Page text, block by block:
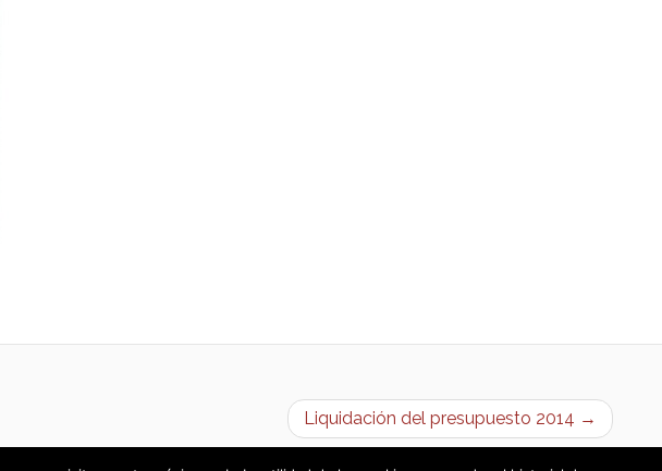
Liquidación del presupuesto 2014 →